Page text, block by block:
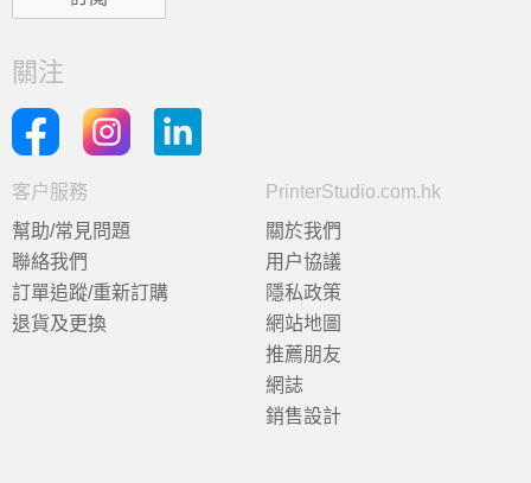
關注
客户服務
幫助/常見問題
聯絡我們
訂單追蹤/重新訂購
退貨及更換
PrinterStudio.com.hk
關於我們
用户協議
隱私政策
網站地圖
推薦朋友
網誌
銷售設計